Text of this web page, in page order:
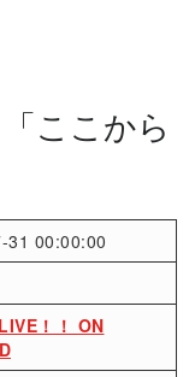
ここから
31 00:00:00
！！ ON